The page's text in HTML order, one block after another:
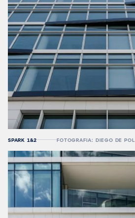
SPARK 1&2 FOTOGRAFIA: DIEGO DE POL